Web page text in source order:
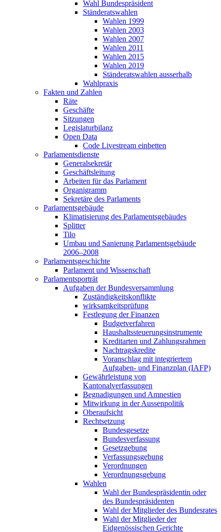
Wahl Bundespräsident
Ständeratswahlen
Wahlen 1999
Wahlen 2003
Wahlen 2007
Wahlen 2011
Wahlen 2015
Wahlen 2019
Ständeratswahlen ausserhalb
Wahlpraxis
Fakten und Zahlen
Räte
Geschäfte
Sitzungen
Legislaturbilanz
Open Data
Code Livestream einbetten
Parlamentsdienste
Generalsekretär
Geschäftsleitung
Arbeiten für das Parlament
Organigramm
Sekretäre des Parlaments
Parlamentsgebäude
Klimatisierung des Parlamentsgebäudes
Splitter
Tilo
Umbau und Sanierung Parlamentsgebäude
2006–2008
Parlamentsgeschichte
Parlament und Wissenschaft
Parlamentsporträt
Aufgaben der Bundesversammlung
Zuständigkeitskonflikte
wirksamkeitsprüfung
Festlegung der Finanzen
Budgetverfahren
Haushaltssteuerungsinstrumente
Kreditarten und Zahlungsrahmen
Nachtragskredite
Voranschlag mit integriertem
Aufgaben- und Finanzplan (IAFP)
Gewährleistung von
Kantonalverfassungen
Begnadigungen und Amnestien
Mitwirkung in der Aussenpolitik
Oberaufsicht
Rechtsetzung
Bundesgesetze
Bundesverfassung
Gesetzgebung
Verfassungsgebung
Verordnungen
Verordnungsgebung
Wahlen
Wahl der Bundespräsidentin oder
des Bundespräsidenten
Wahl der Mitglieder des Bundesrates
Wahl der Mitglieder der
Eidgenössischen Gerichte